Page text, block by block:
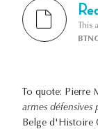
To quote: Pierre
armes
Belge d'Histoire